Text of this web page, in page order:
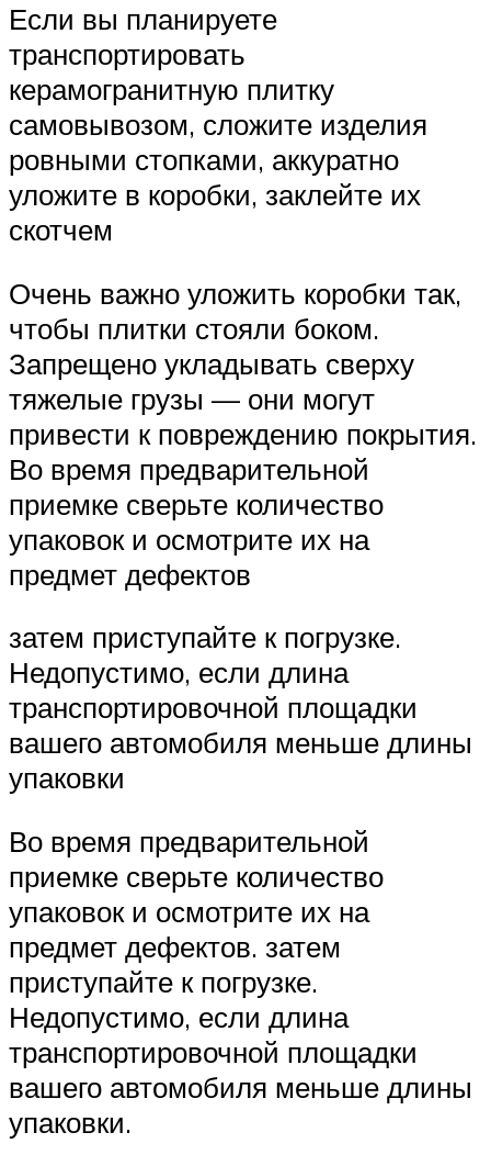
Если вы планируете
транспортировать
керамогранитную плитку
самовывозом, сложите изделия
ровными стопками, аккуратно
уложите в коробки, заклейте их
скотчем
Очень важно уложить коробки так,
чтобы плитки стояли боком.
Запрещено укладывать сверху
тяжелые грузы — они могут
привести к повреждению покрытия.
Во время предварительной
приемке сверьте количество
упаковок и осмотрите их на
предмет дефектов
затем приступайте к погрузке.
Недопустимо, если длина
транспортировочной площадки
вашего автомобиля меньше длины
упаковки
Во время предварительной
приемке сверьте количество
упаковок и осмотрите их на
предмет дефектов. затем
приступайте к погрузке.
Недопустимо, если длина
транспортировочной площадки
вашего автомобиля меньше длины
упаковки.